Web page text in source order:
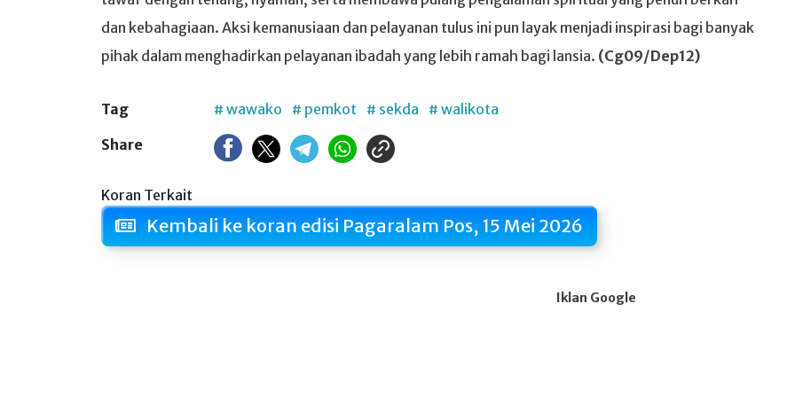
dan kebahagiaan. Aksi kemanusiaan dan pelayanan tulus ini pun layak menjadi inspirasi bagi banyak
pihak dalam menghadirkan pelayanan ibadah yang lebih ramah bagi lansia. (Cg09/Dep12)
Tag # wawako # pemkot # sekda
# walikota
Share
Koran Terkait
Kembali ke koran edisi Pagaralam Pos, 15 Mei 2026
Iklan Google